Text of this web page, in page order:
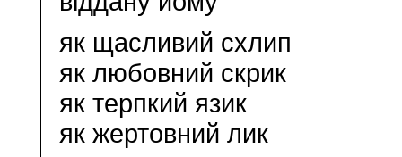
як щасливий схлип
як любовний скрик
як терпкий язик
як жертовний лик